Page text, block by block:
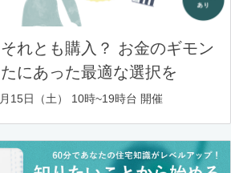
れとも購入？ お金のギモン
にあった最適な選択を
15日（土） 10時~19時台 開催